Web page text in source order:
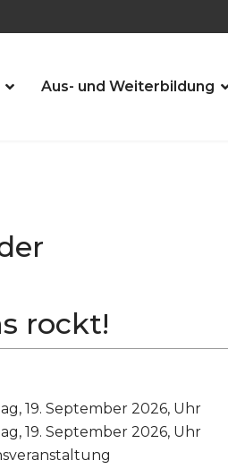
Aus- und Weiterbildung
rockt!
Samstag, 19. September 2026, Uhr
Samstag, 19. September 2026, Uhr